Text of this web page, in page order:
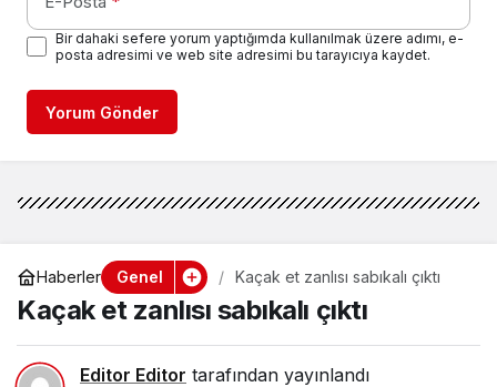
Bir dahaki sefere yorum yaptığımda kullanılmak üzere adımı, e-
posta adresimi ve web site adresimi bu tarayıcıya kaydet.
Yorum Gönder
Haberler Genel Kaçak et zanlısı sabıkalı çıktı
Kaçak et zanlısı sabıkalı çıktı
Editor Editor tarafından yayınlandı